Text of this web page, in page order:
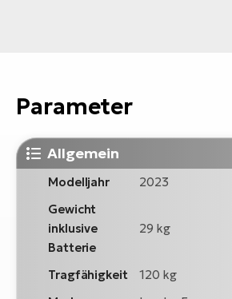
Parameter
Allgemein
Modelljahr
2023
Gewicht
inklusive
Batterie
29 kg
Tragfähigkeit
120 kg